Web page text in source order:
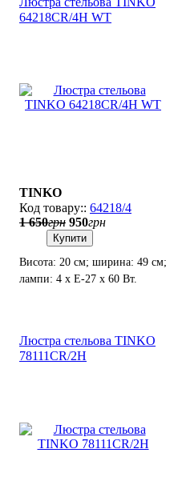
64218CR/4H WT
TINKO
64218/4
1 650грн 950грн
Купити
Висота: 20 см; ширина: 49 см;
лампи: 4 х Е-27 х 60 Вт.
Люстра стельова TINKO
78111CR/2H